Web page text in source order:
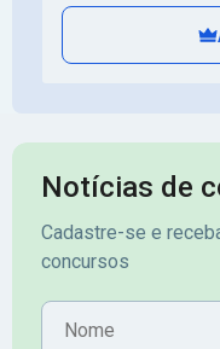
Notícias de
Cadastre-se e
concursos
Nome